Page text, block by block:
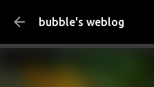
跳到
bubble's weblog